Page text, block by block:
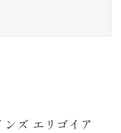
ズ エリゴイア